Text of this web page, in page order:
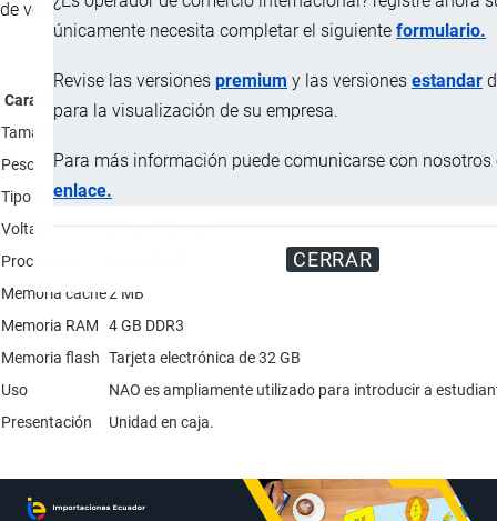
únicamente necesita completar el siguiente formulario.
Revise las versiones premium y las versiones estandar
para la visualización de su empresa.
Para más información puede comunicarse con nosotros
enlace.
CERRAR
de voz y procesamiento de lenguaje natural.
Característica
Tamaño
Peso
5.48 kg
Tipo de batería Iones de litio.
Voltaje
21.6 V / 2.9 Ah
Procesador
Memoria caché2 MB
Memoria RAM
4 GB DDR3
Memoria flash Tarjeta electrónica de 32 GB
Uso
NAO es ampliamente utilizado para introducir a
Presentación
Unidad en caja.